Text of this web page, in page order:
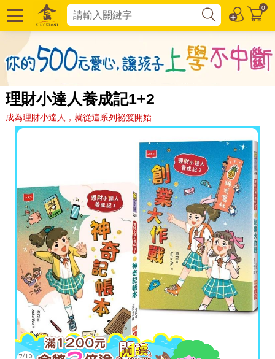
0
理財小達人養成記1+2
成為理財小達人，就從這系列祕笈開始